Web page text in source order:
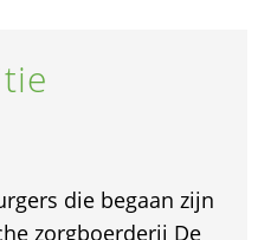
die begaan zijn
zorgboerderij De